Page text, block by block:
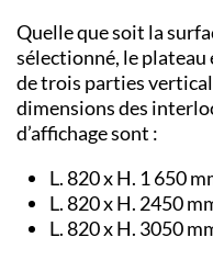
Quelle que soit la
sélectionné, le plateau
de trois parties
dimensions des
d’affichage sont :
L. 820 x H. 1 650
L. 820 x H. 2450
L. 820 x H. 3050